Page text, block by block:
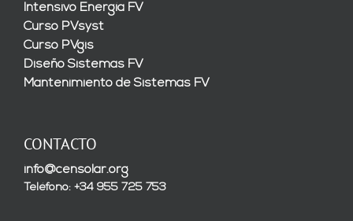
Intensivo Energía FV
Curso PVsyst
Curso PVgis
Diseño Sistemas FV
Mantenimiento de Sistemas FV
CONTACTO
info@censolar.org
Teléfono: +34 955 725 753